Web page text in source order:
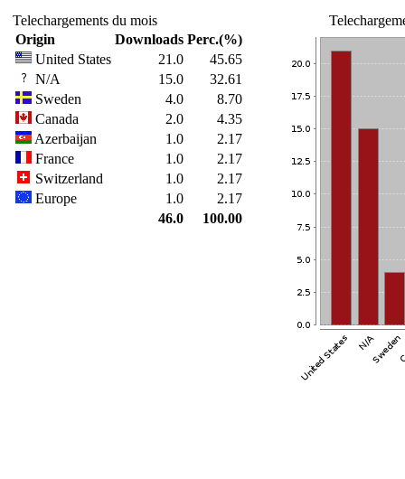
Telechargements du mois
Origin
Downloads Perc.(%)
United States
21.0
45.65
N/A
15.0
32.61
Sweden
4.0
8.70
Canada
2.0
4.35
Azerbaijan
1.0
2.17
France
1.0
2.17
Switzerland
1.0
2.17
Europe
1.0
2.17
46.0
100.00